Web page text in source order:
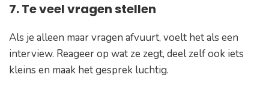
7. Te veel vragen stellen
Als je alleen maar vragen afvuurt, voelt het als een
interview. Reageer op wat ze zegt, deel zelf ook iets
kleins en maak het gesprek luchtig.